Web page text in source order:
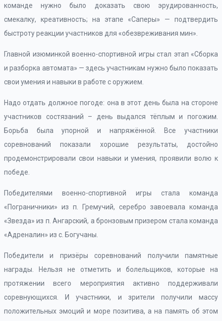
команде нужно было доказать свою эрудированность,
смекалку, креативность; на этапе «Саперы» — подтвердить
быстроту реакции участников для «обезвреживания мин».
Главной изюминкой военно-спортивной игры стал этап «Сборка
и разборка автомата» — здесь участникам нужно было показать
свои умения и навыки в работе с оружием.
Надо отдать должное погоде: она в этот день была на стороне
участников состязаний – день выдался тёплым и погожим.
Борьба была упорной и напряжённой. Все участники
соревнований показали хорошие результаты, достойно
продемонстрировали свои навыки и умения, проявили волю к
победе.
Победителями военно-спортивной игры стала команда
«Пограничники» из п. Гремучий, серебро завоевала команда
«Звезда» из п. Ангарский, а бронзовым призером стала команда
«Адреналин» из с. Богучаны.
Победители и призёры соревнований получили памятные
награды. Нельзя не отметить и болельщиков, которые на
протяжении всего мероприятия активно поддерживали
соревнующихся. И участники, и зрители получили массу
положительных эмоций и море позитива, а на память об этом